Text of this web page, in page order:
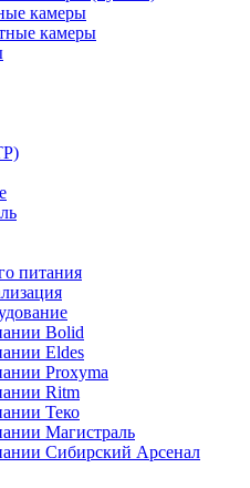
камеры
камеры
питания
Bolid
Eldes
Proxyma
Ritm
Теко
Магистраль
Сибирский Арсенал